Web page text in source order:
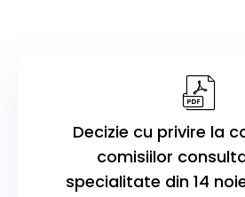
Decizie cu privire la
comisiilor
specialitate din 14